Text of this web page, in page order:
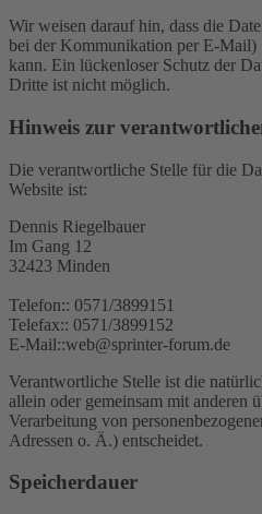
Wir weisen darauf hin, dass die
bei der Kommunikation per E-Mail)
kann. Ein lückenloser Schutz der
Dritte ist nicht möglich.
Hinweis zur
Die verantwortliche Stelle für die
Website ist:
Dennis Riegelbauer
Im Gang 12
32423 Minden
Telefon:: 0571/3899151
Telefax:: 0571/3899152
E-Mail::web@sprinter-forum.de
Verantwortliche Stelle ist die
allein oder gemeinsam mit anderen
Verarbeitung von
Adressen o. Ä.) entscheidet.
Speicherdauer